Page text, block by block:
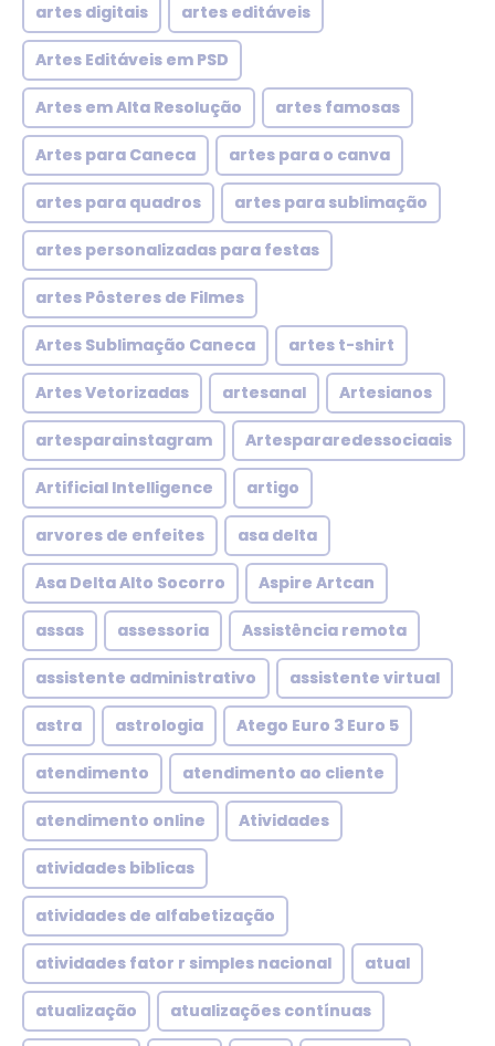
artes digitais artes editáveis
Artes Editáveis em PSD
Artes em Alta Resolução artes famosas
Artes para Caneca artes para o canva
artes para quadros artes para sublimação
artes personalizadas para festas
artes Pôsteres de Filmes
Artes Sublimação Caneca artes t-shirt
Artes Vetorizadas artesanal Artesianos
artesparainstagram Artespararedessociaais
Artificial Intelligence artigo
arvores de enfeites asa delta
Asa Delta Alto Socorro Aspire Artcan
assas assessoria Assistência remota
assistente administrativo assistente virtual
astra astrologia Atego Euro 3 Euro 5
atendimento atendimento ao cliente
atendimento online Atividades
atividades biblicas
atividades de alfabetização
atividades fator r simples nacional atual
atualização atualizações contínuas